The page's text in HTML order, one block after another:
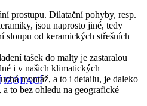
IZOLACÍ
prostupu. Dilatační pohyby, resp.
jsou naprosto jiné, tedy
sloupu od keramických střešních
tašek do malty je zastaralou
i v našich klimatických
montáž, a to i detailu, je daleko
to bez ohledu na geografické